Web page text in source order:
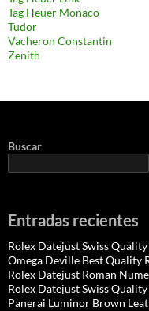
Tag Heuer Monaco
Tudor
Vacheron Constantin
Zenith
Buscar
Entradas recientes
Rolex Datejust Swiss
Omega Deville Best Quality
Rolex Datejust Roman
Rolex Datejust Swiss
Panerai Luminor Brown